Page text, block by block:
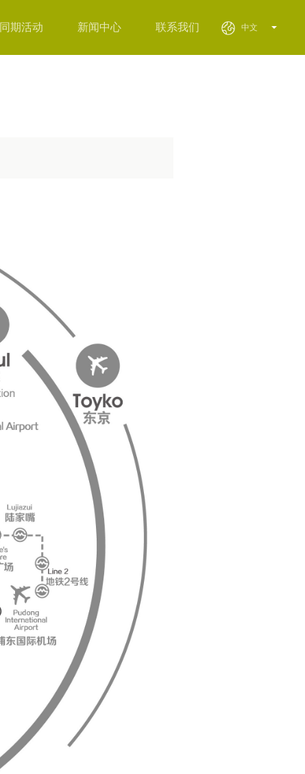
同期活动 新闻中心 联系我们 中文